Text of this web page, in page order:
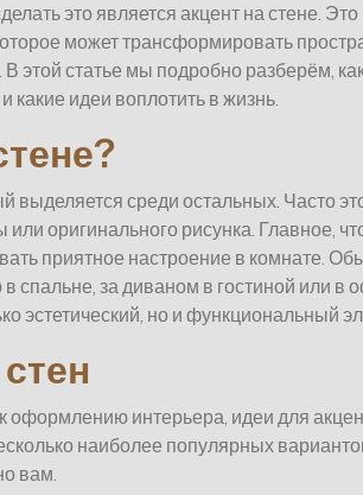
это является акцент на стене. Это
может трансформировать
этой статье мы подробно разберём,
какие идеи воплотить в жизнь.
выделяется среди остальных. Часто
оригинального рисунка. Главное,
приятное настроение в комнате.
спальне, за диваном в гостиной или в
эстетический, но и функциональный
оформлению интерьера, идеи для
наиболее популярных
вам.